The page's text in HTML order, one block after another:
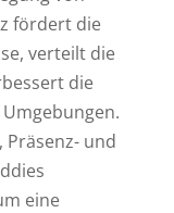
fördert die
verteilt die
die
Präsenz- und
eine